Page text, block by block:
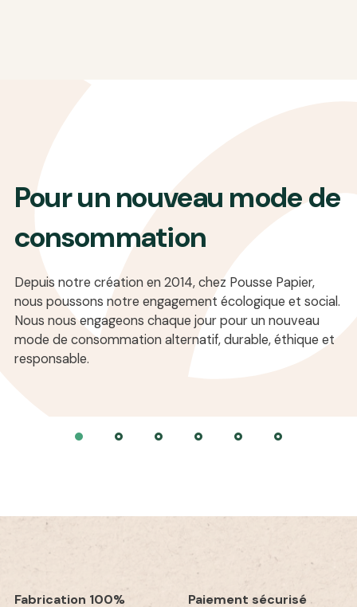
Pour un nouveau mode de
consommation
Depuis notre création en 2014, chez Pousse Papier,
nous poussons notre engagement écologique et social.
Nous nous engageons chaque jour pour un nouveau
mode de consommation alternatif, durable, éthique et
responsable.
Fabrication 100%
Paiement sécurisé